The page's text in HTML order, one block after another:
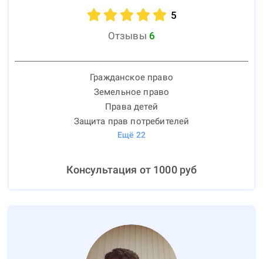
5
Отзывы 6
Гражданское право
Земельное право
Права детей
Защита прав потребителей
Ещё 22
Консультация от 1000руб